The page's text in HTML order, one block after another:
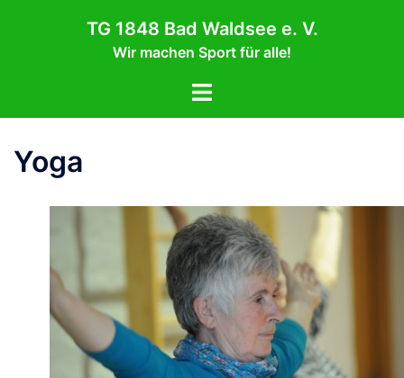
TG 1848 Bad Waldsee e. V.
Wir machen Sport für alle!
Menü
Yoga